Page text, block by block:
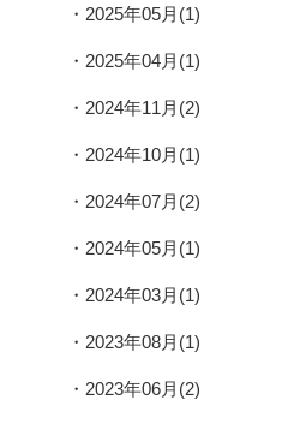
2025年05月(1)
2025年04月(1)
2024年11月(2)
2024年10月(1)
2024年07月(2)
2024年05月(1)
2024年03月(1)
2023年08月(1)
2023年06月(2)